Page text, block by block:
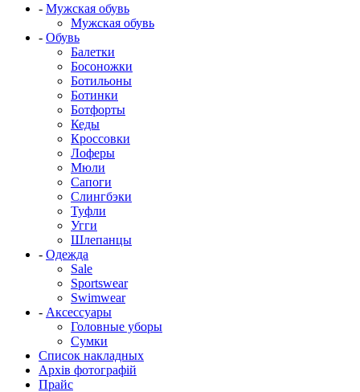
- Мужская обувь
Мужская обувь
- Обувь
Балетки
Босоножки
Ботильоны
Ботинки
Ботфорты
Кеды
Кроссовки
Лоферы
Мюли
Сапоги
Слингбэки
Туфли
Угги
Шлепанцы
- Одежда
Sale
Sportswear
Swimwear
- Аксессуары
Головные уборы
Сумки
Список накладных
Архів фотографій
Прайс